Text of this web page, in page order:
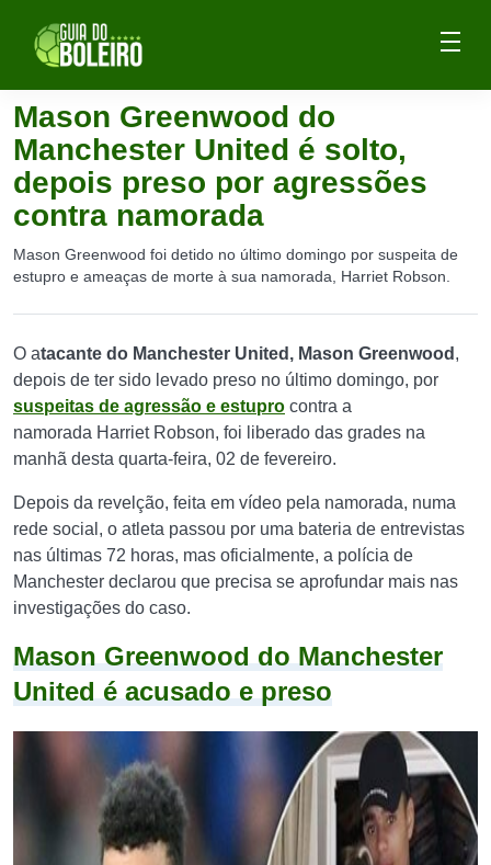
Mason Greenwood do
Manchester United é solto,
depois preso por agressões
contra namorada
Mason Greenwood foi detido no último domingo por suspeita de
estupro e ameaças de morte à sua namorada, Harriet Robson.
O atacante do Manchester United, Mason Greenwood ,
depois de ter sido levado preso no último domingo, por
suspeitas de agressão e estupro contra a
namorada Harriet Robson, foi liberado das grades na
manhã desta quarta-feira, 02 de fevereiro.
Depois da revelção, feita em vídeo pela namorada, numa
rede social, o atleta passou por uma bateria de entrevistas
nas últimas 72 horas, mas oficialmente, a polícia de
Manchester declarou que precisa se aprofundar mais nas
investigações do caso.
Mason Greenwood do Manchester
United é acusado e preso